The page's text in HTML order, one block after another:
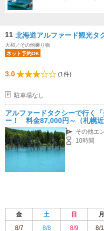
11 北海道アルファード観光タ
大和／その他乗り物
ネット予約OK
3.0 (1件)
駐車場なし
アルファードタクシーで行く
ー！ 料金87,000円～（札幌近
その他エ
10時間
金 土 日 月
8/7
8/8 8/9 8/